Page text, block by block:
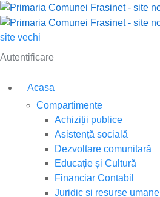
site vechi
Autentificare
Acasa
Compartimente
Achiziții publice
Asistență socială
Dezvoltare comunitară
Educație și Cultură
Financiar Contabil
Juridic si resurse umane